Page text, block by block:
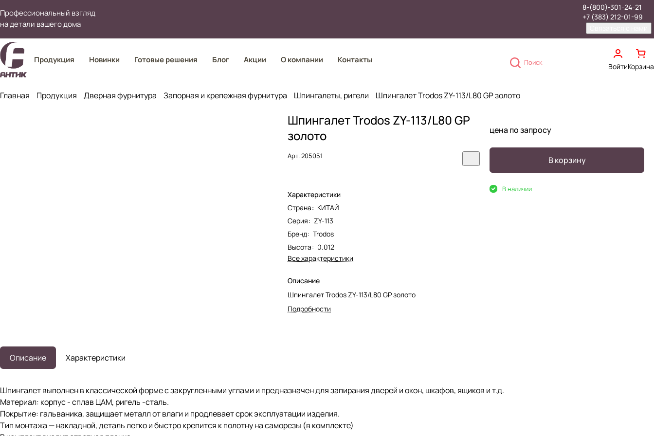
Профессиональный взгляд
на детали вашего дома
8-(800)-301-24-21
+7 (383) 212-01-99
Продукция Новинки Готовые решения Блог Акции О компании Контакты Поиск ВойтиКорзина
Главная Продукция Дверная фурнитура Запорная и крепежная фурнитура Шпингалеты, ригели Шпингалет Trodos ZY-113/L80 GP золото
Шпингалет Trodos ZY-113/L80 GP
золото
Арт.205051
Характеристики
Страна: КИТАЙ
Серия: ZY-113
Бренд: Trodos
Высота: 0.012
Все характеристики
Описание
Шпингалет Trodos ZY-113/L80 GP золото
Подробности
цена по запросу
В корзину
В наличии
Описание Характеристики
Шпингалет выполнен в классической форме с закругленными углами и предназначен для запирания дверей и окон, шкафов, ящиков и т.д.
Материал: корпус - сплав ЦАМ, ригель -сталь.
Покрытие: гальваника, защищает металл от влаги и продлевает срок эксплуатации изделия.
Тип монтажа — накладной, деталь легко и быстро крепится к полотну на саморезы (в комплекте)